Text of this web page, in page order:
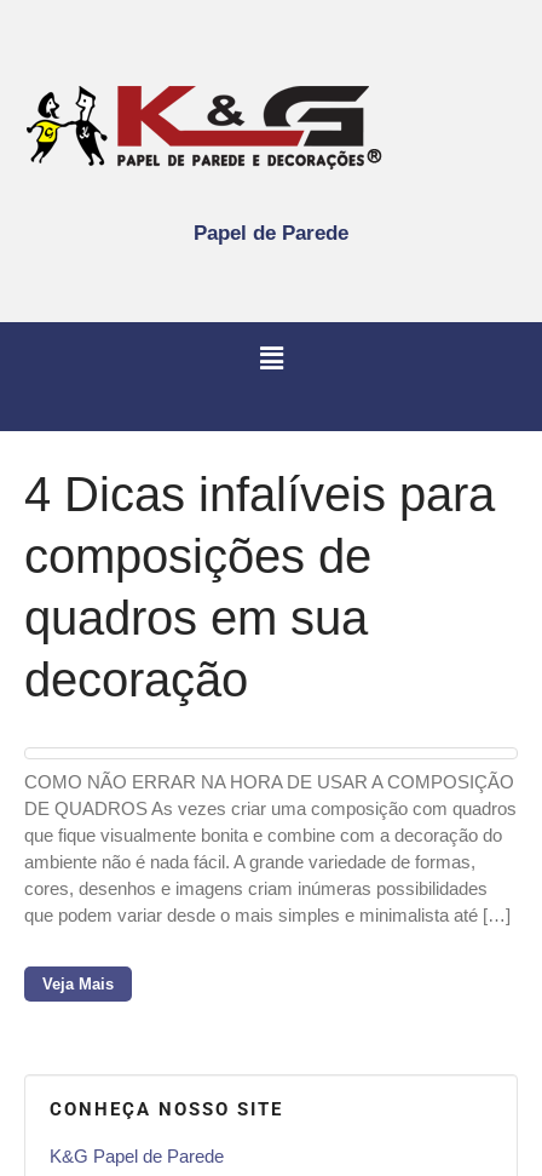
Papel de Parede
4 Dicas infalíveis para
composições de
quadros em sua
decoração
COMO NÃO ERRAR NA HORA DE USAR A COMPOSIÇÃO
DE QUADROS As vezes criar uma composição com quadros
que fique visualmente bonita e combine com a decoração do
ambiente não é nada fácil. A grande variedade de formas,
cores, desenhos e imagens criam inúmeras possibilidades
que podem variar desde o mais simples e minimalista até […]
Veja Mais
CONHEÇA NOSSO SITE
K&G Papel de Parede